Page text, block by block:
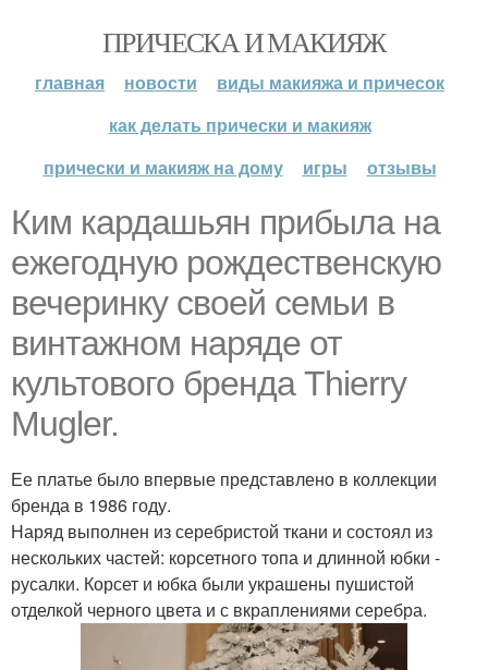
ПРИЧЕСКА И МАКИЯЖ
главная новости
виды макияжа и причесок
как делать прически и макияж
прически и макияж на дому
игры отзывы
Ким кардашьян прибыла на
ежегодную рождественскую
вечеринку своей семьи в
винтажном наряде от
культового бренда Thierry
Mugler.
Ее платье было впервые представлено в коллекции
бренда в 1986 году.
Наряд выполнен из серебристой ткани и состоял из
нескольких частей: корсетного топа и длинной юбки -
русалки. Корсет и юбка были украшены пушистой
отделкой черного цвета и с вкраплениями серебра.